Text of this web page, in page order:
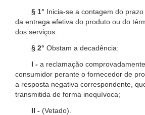
§ 1° Inicia-se a contagem do
da entrega efetiva do produto ou do
dos serviços.
§ 2° Obstam a decadência:
I - a reclamação
consumidor perante o fornecedor de
a resposta negativa correspondente,
transmitida de forma inequívoca;
II - (Vetado).